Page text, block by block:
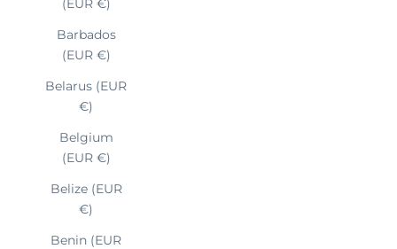
Barbados
(EUR €)
Belarus (EUR
€)
Belgium
(EUR €)
Belize (EUR
€)
Benin (EUR